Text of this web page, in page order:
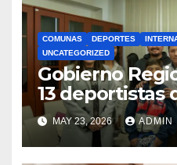
COMUNAS DEPORTES
UNCATEGORIZED
Gobierno
13 deportistas
bandera
competencias
MAY 23, 2026 ADMIN